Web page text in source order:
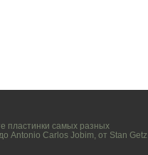
пластинки самых разных
Antonio Carlos Jobim, от Stan Getz